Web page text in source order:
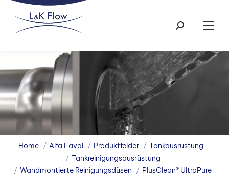
Search:
You are here:
Home Alfa Laval Produktfelder
Tankausrüstung
Tankreinigungsausrüstung
Wandmontierte Reinigungsdüsen
PlusClean® UltraPure